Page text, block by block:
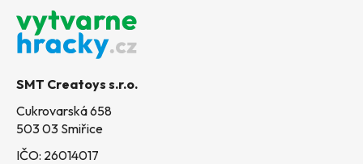
SMT Creatoys s.r.o.
Cukrovarská 658
503 03 Smiřice
IČO: 26014017